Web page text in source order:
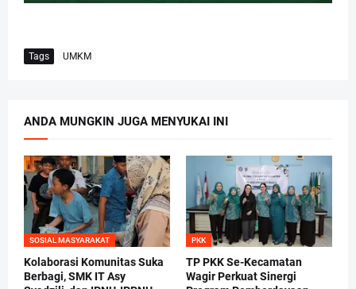
Tags UMKM
ANDA MUNGKIN JUGA MENYUKAI INI
SOSIAL MASYARAKAT
Kolaborasi Komunitas Suka
Berbagi, SMK IT Asy
PKK
TP PKK Se-Kecamatan
Wagir Perkuat Sinergi